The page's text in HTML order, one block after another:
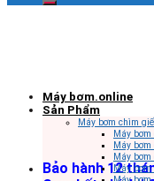
Bảo hành 12
Máy bơm.online
Sản Phẩm
Máy bơm chìm
Máy bơm
Máy
Máy
Máy